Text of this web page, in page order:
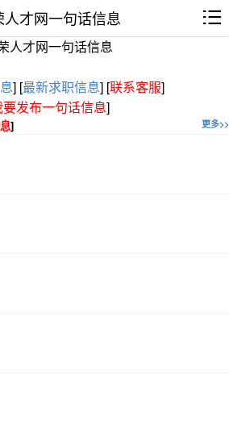
人才网一句话信息
人才网一句话信息
] [最新求职信息] [联系客服]
发布一句话信息]
更多>>
]